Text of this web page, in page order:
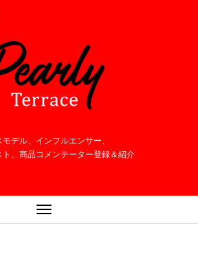
モデル、インフルエンサー、
ト、商品コメンテーター登録＆紹介
ナ
ビ